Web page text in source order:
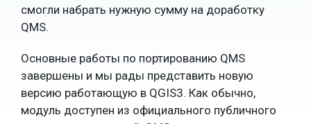
смогли набрать нужную сумму на доработку
QMS.
Основные работы по портированию QMS
завершены и мы рады представить новую
версию работающую в QGIS3. Как обычно,
модуль доступен из официального публичного